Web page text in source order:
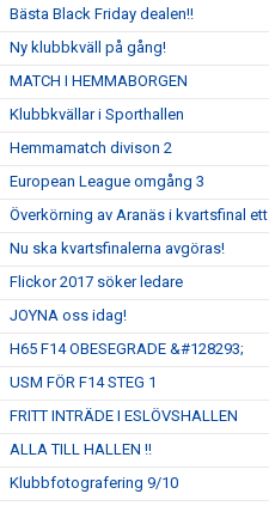
Bästa Black Friday dealen!!
Ny klubbkväll på gång!
MATCH I HEMMABORGEN
Klubbkvällar i Sporthallen
Hemmamatch divison 2
European League omgång 3
Överkörning av Aranäs i kvartsfinal ett
Nu ska kvartsfinalerna avgöras!
Flickor 2017 söker ledare
JOYNA oss idag!
H65 F14 OBESEGRADE &#128293;
USM FÖR F14 STEG 1
FRITT INTRÄDE I ESLÖVSHALLEN
ALLA TILL HALLEN !!
Klubbfotografering 9/10